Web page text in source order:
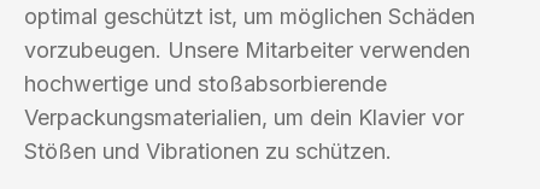
optimal geschützt ist, um möglichen Schäden
vorzubeugen. Unsere Mitarbeiter verwenden
hochwertige und stoßabsorbierende
Verpackungsmaterialien, um dein Klavier vor
Stößen und Vibrationen zu schützen.